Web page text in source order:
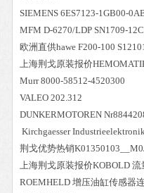
SIEMENS 6ES7123-1GB00-
MFM D-6270/LDP SN1709-
欧洲直供hawe F200-100
上海荆戈原装报价
Murr 8000-58512-4520300
VALEO 202.312
DUNKERMOTOREN
Kirchgaesser
荆戈优势热销
上海荆戈原装报价KOBOLD 流
ROEMHELD 增压油缸传感器